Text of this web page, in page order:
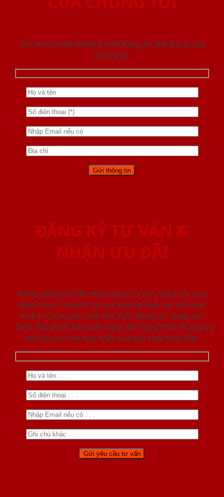
Vui lòng nhập thông tin để đăng ký làm đại lý của
chúng tôi
ĐĂNG KÝ TƯ VẤN &
NHẬN ƯU ĐÃI
Nhập thông tin để nhận được tư vấn miễn phí qua
điện thoại / email/ tại văn phòng hoặc tại nhà quý
khách. Chúng tôi cam kết mọi thông tin nhập vào
dưới đây được bảo mật tuyệt đối cũng như chỉ phục vụ
yêu cầu tư vấn duy nhất của quý khách tại đây.